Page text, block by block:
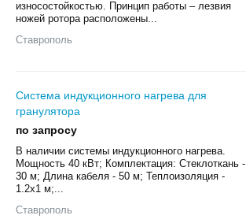
износостойкостью. Принцип работы – лезвия
ножей ротора расположены...
Ставрополь
Система индукционного нагрева для
гранулятора
по запросу
В наличии системы индукционного нагрева.
Мощность 40 кВт; Комплектация: Стеклоткань -
30 м; Длина кабеля - 50 м; Теплоизоляция -
1.2x1 м;...
Ставрополь